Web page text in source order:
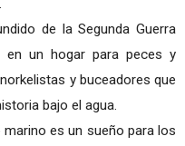
de la Segunda Guerra
en un hogar para peces y
y buceadores que
bajo el agua.
es un sueño para los